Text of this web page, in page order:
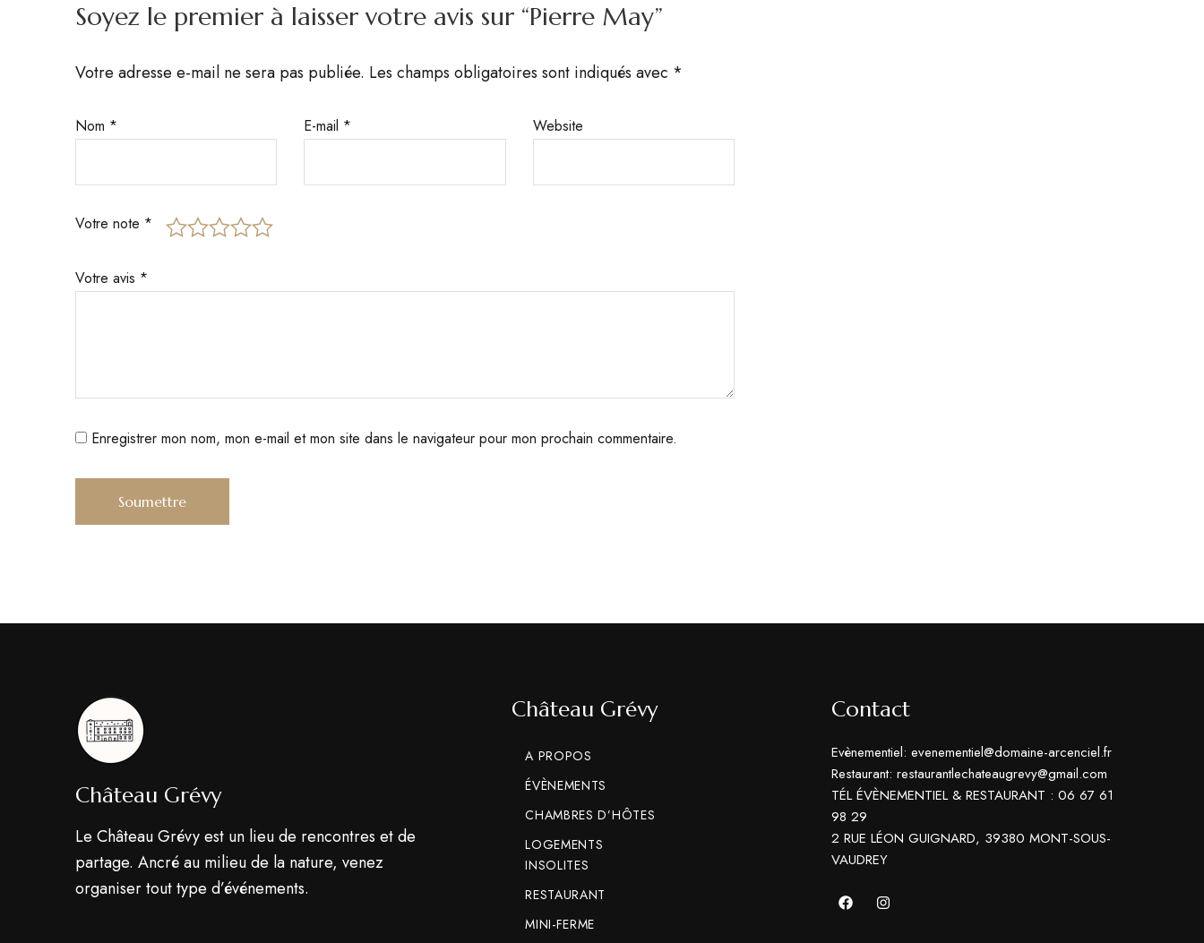
Soyez le premier à laisser votre avis sur “Pierre May”
Votre adresse e-mail ne sera pas publiée. Les champs obligatoires sont indiqués avec *
Nom * E-mail * Website
Votre note *
Votre avis *
Enregistrer mon nom, mon e-mail et mon site dans le navigateur pour mon prochain commentaire.
Château Grévy
Le Château Grévy est un lieu de rencontres et de
partage. Ancré au milieu de la nature, venez
organiser tout type d’événements.
Château Grévy
A PROPOS
ÉVÈNEMENTS
CHAMBRES D’HÔTES
LOGEMENTS
INSOLITES
RESTAURANT
MINI-FERME
Contact
Evènementiel: evenementiel@domaine-arcenciel.fr
Restaurant: restaurantlechateaugrevy@gmail.com
TÉL ÉVÈNEMENTIEL & RESTAURANT : 06 67 61
98 29
2 RUE LÉON GUIGNARD, 39380 MONT-SOUS-
VAUDREY